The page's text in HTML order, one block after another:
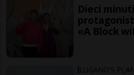
Dieci
«A Block
LUGANO'S